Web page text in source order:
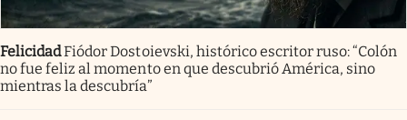
FelicidadFiódor Dostoievski, histórico escritor ruso: “Colón
no fue feliz al momento en que descubrió América, sino
mientras la descubría”